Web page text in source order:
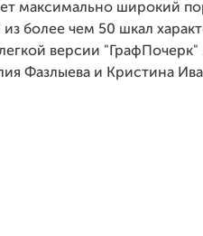
максимально широкий
более чем 50 шкал
версии "ГрафПочерк"
Фазлыева и Кристина